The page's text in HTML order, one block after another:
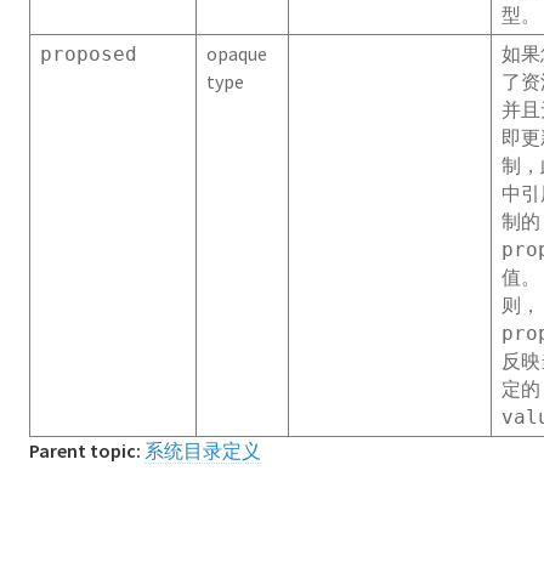
gp_resgroup_status_per_host
pg_aggregate
型。
proposed
opaque
type
如
了
并
即
制
中
制的
值。
则，
反
定的
Parent topic: 系统目录定义